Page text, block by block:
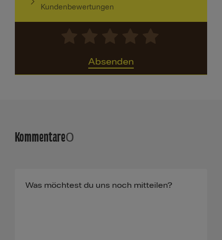
Kundenbewertungen
Absenden
Kommentare0